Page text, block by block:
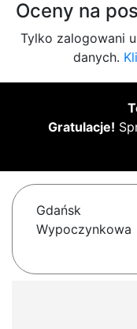
Oceny na
Tylko zalogowani
danych.
Gratulacje!
Gdańsk
Wypoczynkowa